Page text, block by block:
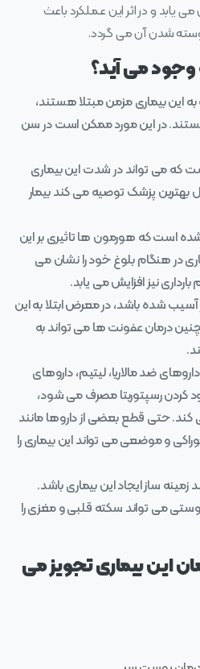
یابد و در اثر این عملکرد باعث
شدن آن می گردد.
وجود می آید؟
این بیماری مزمن مبتلا هستند،
در این مورد ممکن است در سن
که می تواند در شدت این بیماری
بهترین پزشک توصیه می کند بیمار
است که هورمون ها تاثیری بر این
در هنگام بلوغ خود را نشان می
نیز افزایش می یابد.
شده باشد، در معرض ابتلا به این
درمان عفونت ها می تواند به
ضد مالاریا، لیتیم، داروهای
کردن رسپتوربتا مصرف می شود،
کند. حتی قطع بعضی از داروها مانند
و موضعی می تواند این بیماری را
ساز ایجاد این بیماری باشد.
می تواند سکته قلبی و مغزی را
این بیماری تجویز می